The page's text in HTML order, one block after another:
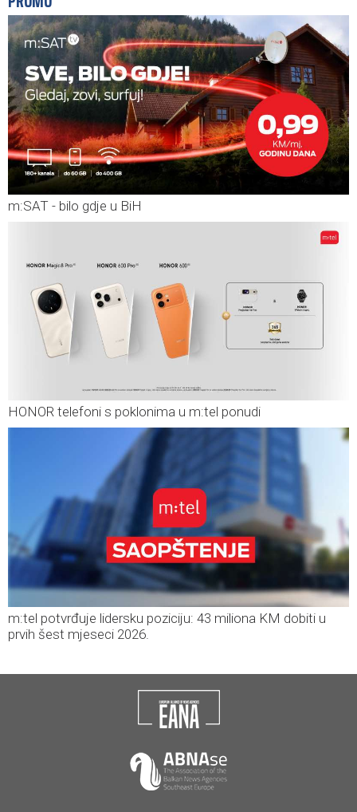
m:SAT - bilo gdje u BiH
HONOR telefoni s poklonima u m:tel ponudi
m:tel potvrđuje lidersku poziciju: 43 miliona KM dobiti u
prvih šest mjeseci 2026.